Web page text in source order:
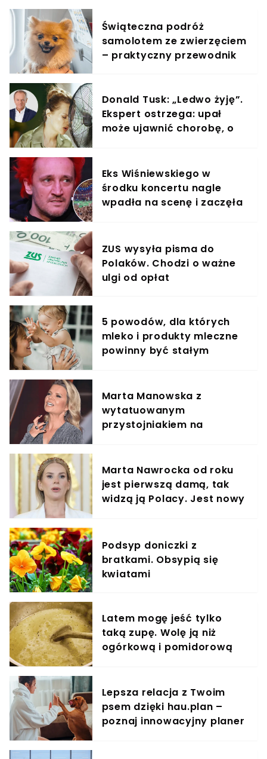
Świąteczna podróż
samolotem ze zwierzęciem
– praktyczny przewodnik
Donald Tusk: „Ledwo żyję”.
Ekspert ostrzega: upał
może ujawnić chorobę, o
Eks Wiśniewskiego w
środku koncertu nagle
wpadła na scenę i zaczęła
ZUS wysyła pisma do
Polaków. Chodzi o ważne
ulgi od opłat
5 powodów, dla których
mleko i produkty mleczne
powinny być stałym
Marta Manowska z
wytatuowanym
przystojniakiem na
Marta Nawrocka od roku
jest pierwszą damą, tak
widzą ją Polacy. Jest nowy
Podsyp doniczki z
bratkami. Obsypią się
kwiatami
Latem mogę jeść tylko
taką zupę. Wolę ją niż
ogórkową i pomidorową
Lepsza relacja z Twoim
psem dzięki hau.plan –
poznaj innowacyjny planer